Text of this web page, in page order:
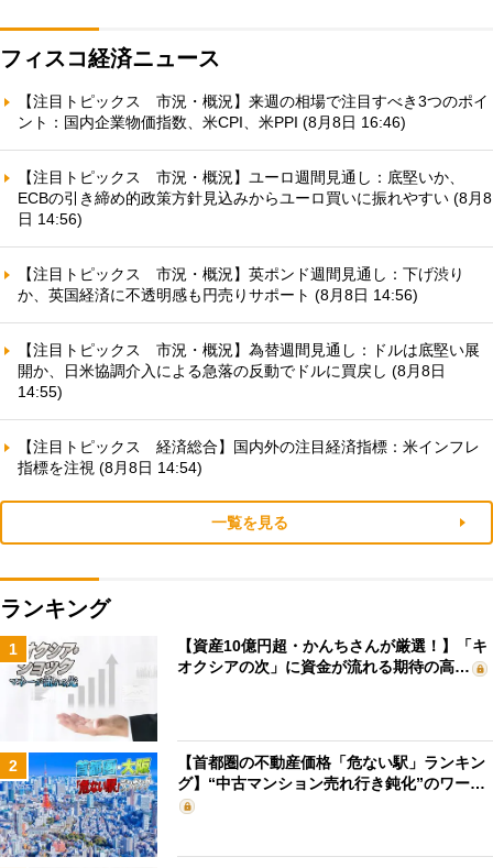
フィスコ経済ニュース
【注目トピックス 市況・概況】来週の相場で注目すべき3つのポイ
ント：国内企業物価指数、米CPI、米PPI (8月8日 16:46)
【注目トピックス 市況・概況】ユーロ週間見通し：底堅いか、
ECBの引き締め的政策方針見込みからユーロ買いに振れやすい (8月8
日 14:56)
【注目トピックス 市況・概況】英ポンド週間見通し：下げ渋り
か、英国経済に不透明感も円売りサポート (8月8日 14:56)
【注目トピックス 市況・概況】為替週間見通し：ドルは底堅い展
開か、日米協調介入による急落の反動でドルに買戻し (8月8日
14:55)
【注目トピックス 経済総合】国内外の注目経済指標：米インフレ
指標を注視 (8月8日 14:54)
一覧を見る
ランキング
1
【資産10億円超・かんちさんが厳選！】「キ
オクシアの次」に資金が流れる期待の高…
2
【首都圏の不動産価格「危ない駅」ランキン
グ】“中古マンション売れ行き鈍化”のワー…